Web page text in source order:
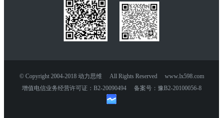
© Copyright 2004-2018 动力思维 All Rights Reserved www.lx598.com
增值电信业务经营许可证：B2-20090494 备案号：豫B2-20100056-8